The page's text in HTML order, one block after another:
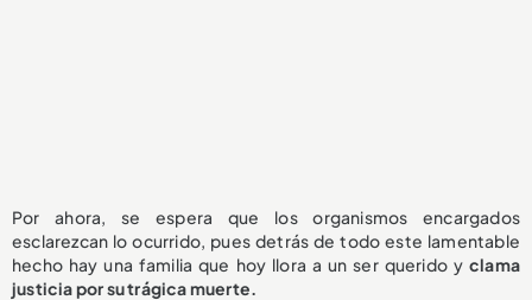
Por ahora, se espera que los organismos encargados
esclarezcan lo ocurrido, pues detrás de todo este lamentable
hecho hay una familia que hoy llora a un ser querido y clama
justicia por su trágica muerte.